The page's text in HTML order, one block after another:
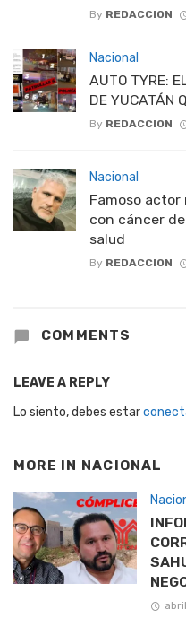
By REDACCION
Nacional
AUTO TYRE:
DE YUCATÁN
By REDACCION
Nacional
Famoso
con cáncer
salud
By REDACCION
COMMENTS
LEAVE A REPLY
Lo siento, debes estar
MORE IN NACIONAL